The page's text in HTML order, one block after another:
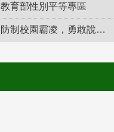
教育部性別平等專區
防制校園霸凌，勇敢說出來！